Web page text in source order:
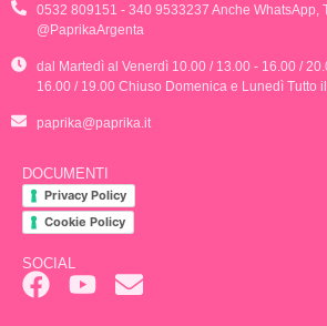
0532 809151 - 340 9533237 Anche WhatsApp,
@PaprikaArgenta
dal Martedì al Venerdì 10.00 / 13.00 - 16.00 /
16.00 / 19.00 Chiuso Domenica e Lunedì Tutto
paprika@paprika.it
DOCUMENTI
Privacy Policy
Cookie Policy
SOCIAL